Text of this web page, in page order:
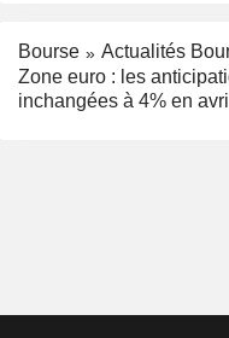
Bourse
Actualités
Zone euro : les
inchangées à 4% en avril